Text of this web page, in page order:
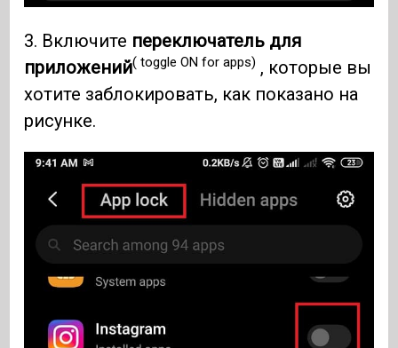
3. Включите переключатель для
приложений( toggle ON for apps) , которые вы
хотите заблокировать, как показано на
рисунке.